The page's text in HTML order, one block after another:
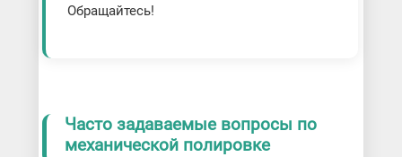
Обращайтесь!
Часто задаваемые вопросы по
механической полировке